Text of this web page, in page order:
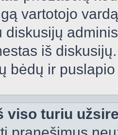
vartotojo
diskusijų
iš
bėdų ir
viso turiu